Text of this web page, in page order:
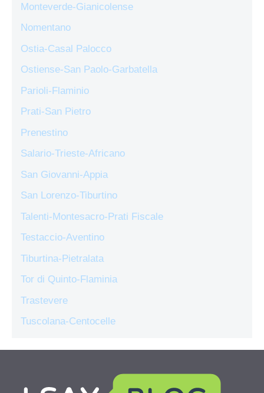
Monteverde-Gianicolense
Nomentano
Ostia-Casal Palocco
Ostiense-San Paolo-Garbatella
Parioli-Flaminio
Prati-San Pietro
Prenestino
Salario-Trieste-Africano
San Giovanni-Appia
San Lorenzo-Tiburtino
Talenti-Montesacro-Prati Fiscale
Testaccio-Aventino
Tiburtina-Pietralata
Tor di Quinto-Flaminia
Trastevere
Tuscolana-Centocelle